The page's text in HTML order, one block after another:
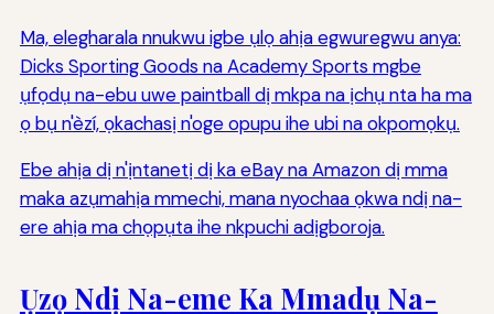
Ma, elegharala nnukwu igbe ụlọ ahịa egwuregwu anya:
Dicks Sporting Goods na Academy Sports mgbe
ụfọdụ na-ebu uwe paintball dị mkpa na ịchụ nta ha ma
ọ bụ n'èzí, ọkachasị n'oge opupu ihe ubi na okpomọkụ.
Ebe ahịa dị n'ịntanetị dị ka eBay na Amazon dị mma
maka azụmahịa mmechi, mana nyochaa ọkwa ndị na-
ere ahịa ma chọpụta ihe nkpuchi adịgboroja.
Ụzọ Ndị Na-eme Ka Mmadụ Na-